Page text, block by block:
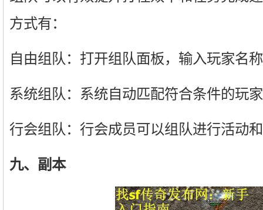
方式有：
自由组队：打开组队面板，输入玩家名
系统组队：系统自动匹配符合条件的玩
行会组队：行会成员可以组队进行活动
九、副本